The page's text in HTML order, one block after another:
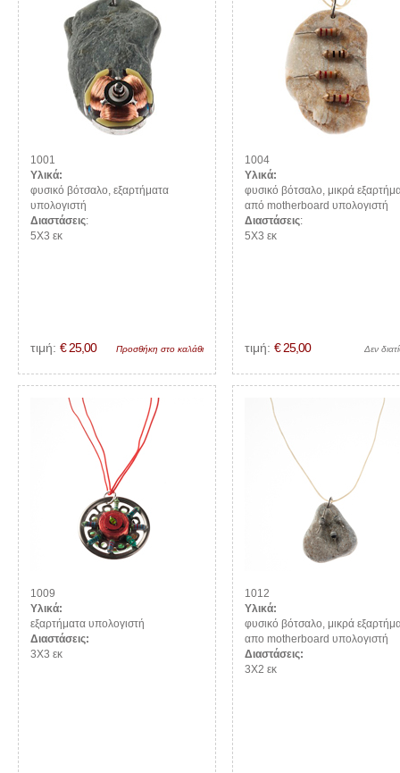
1001
Υλικά:
φυσικό βότσαλο, εξαρτήματα
υπολογιστή
Διαστάσεις:
5Χ3 εκ
τιμή: € 25,00 Προσθήκη στο καλάθι
1004
Υλικά:
φυσικό βότσαλο, μικρά
από motherboard υπολογιστή
Διαστάσεις:
5Χ3 εκ
τιμή: € 25,00 Δεν
1009
Υλικά:
εξαρτήματα υπολογιστή
Διαστάσεις:
3Χ3 εκ
1012
Υλικά:
φυσικό βότσαλο, μικρά
απο motherboard υπολογιστή
Διαστάσεις:
3Χ2 εκ